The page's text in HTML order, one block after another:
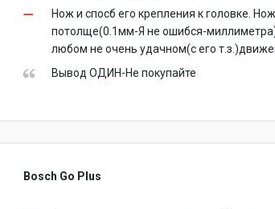
Нож и спосб его крепления к головке.
потолще(0.1мм-Я не ошибся-
любом не очень удачном(с его
Вывод ОДИН-Не покупайте
Bosch Go Plus